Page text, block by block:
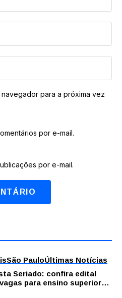
para a próxima vez
por e-mail.
por e-mail.
São PauloÚltimas Notícias
Seriado: confira edital
para ensino superior